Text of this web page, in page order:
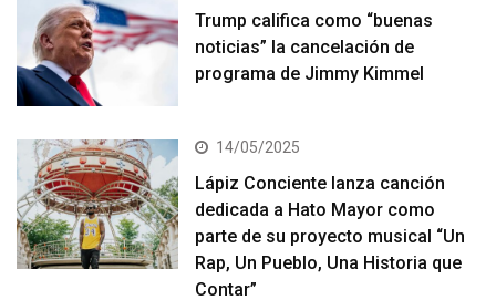
Trump califica como “buenas
noticias” la cancelación de
programa de Jimmy Kimmel
14/05/2025
Lápiz Conciente lanza canción
dedicada a Hato Mayor como
parte de su proyecto musical “Un
Rap, Un Pueblo, Una Historia que
Contar”